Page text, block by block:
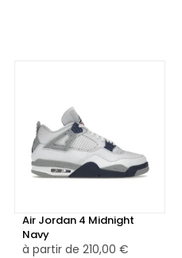
Air Jordan 4 Midnight
Navy
à partir de 210,00 €